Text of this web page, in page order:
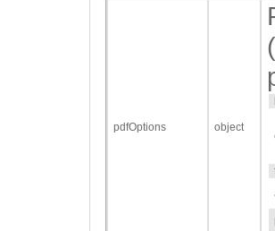
pdfOptions object